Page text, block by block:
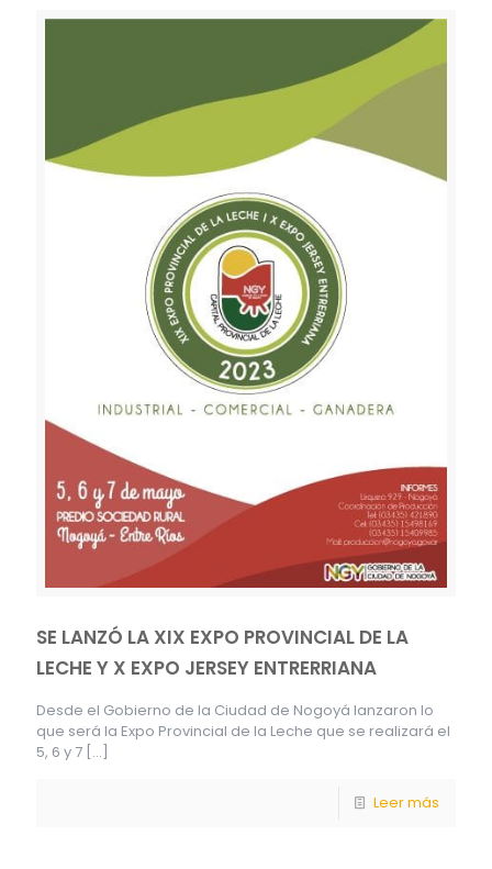
SE LANZÓ LA XIX EXPO PROVINCIAL DE LA
LECHE Y X EXPO JERSEY ENTRERRIANA
Desde el Gobierno de la Ciudad de Nogoyá lanzaron lo
que será la Expo Provincial de la Leche que se realizará el
5, 6 y 7 […]
Leer más